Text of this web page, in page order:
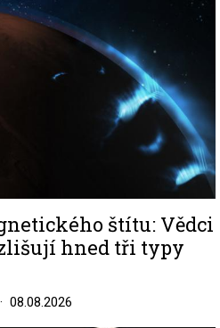
štítu: Vědci
hned tři typy
08.08.2026